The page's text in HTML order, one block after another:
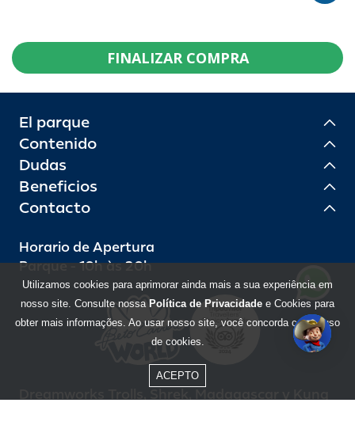
FINALIZAR COMPRA
El parque
Contenido
Dudas
Beneficios
Contacto
Horario de Apertura
Parque - 10h às 20h
Utilizamos cookies para aprimorar ainda mais a sua experiência em
nosso site. Consulte nossa Política de Privacidade e Cookies para
obter mais informações. Ao usar nosso site, você concorda com o uso
de cookies.
ACEPTO